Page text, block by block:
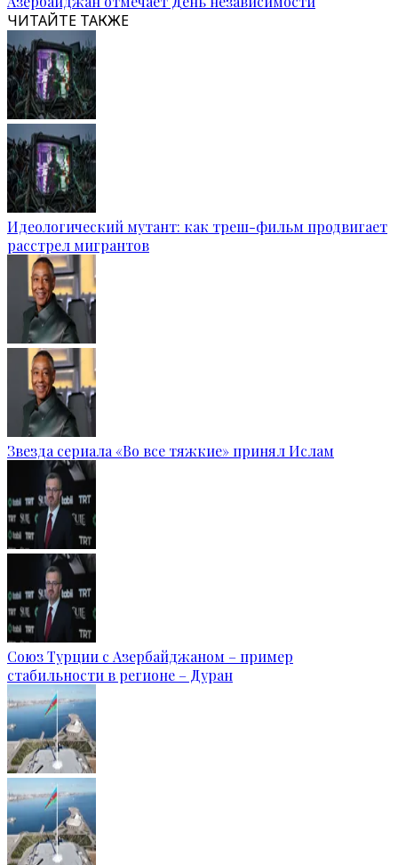
ЧИТАЙТЕ ТАКЖЕ
Идеологический мутант: как треш-фильм продвигает
расстрел мигрантов
Звезда сериала «Во все тяжкие» принял Ислам
Союз Турции с Азербайджаном – пример
стабильности в регионе – Дуран